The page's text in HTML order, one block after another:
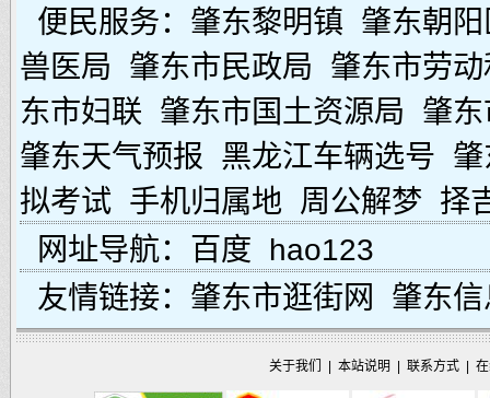
便民服务： 肇东黎明镇 肇东朝
兽医局 肇东市民政局 肇东市劳
东市妇联 肇东市国土资源局 肇
肇东天气预报 黑龙江车辆选号
拟考试 手机归属地 周公解梦 择
网址导航： 百度 hao123
友情链接： 肇东市逛街网 肇东
关于我们 本站说明 联系方式|